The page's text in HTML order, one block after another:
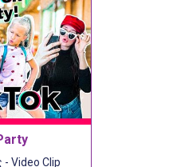
- Video Clip